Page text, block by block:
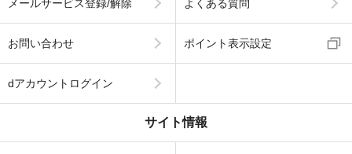
メールサービス登録/解除 よくある質問
お問い合わせ ポイント表示設定
dアカウントログイン
サイト情報